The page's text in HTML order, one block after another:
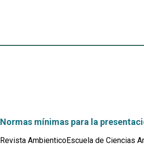
Normas mínimas para la
Revista AmbienticoEscuela de Ciencias